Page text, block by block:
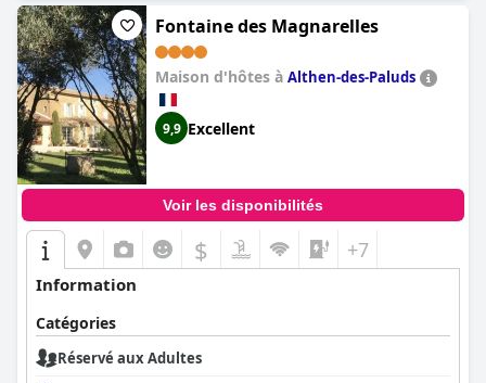
Fontaine des Magnarelles
Maison d'hôtes à Althen-des-Paluds
9,9 Excellent
Voir les disponibilités
$ +7
Information
Catégories
Réservé aux Adultes